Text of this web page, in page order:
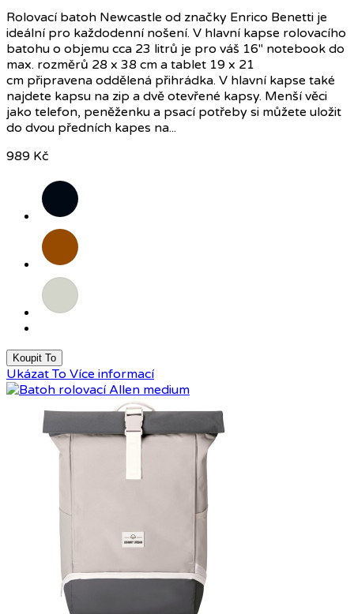
Rolovací batoh Newcastle od značky Enrico Benetti je
ideální pro každodenní nošení. V hlavní kapse rolovacího
batohu o objemu cca 23 litrů je pro váš 16" notebook do
max. rozměrů 28 x 38 cm a tablet 19 x 21
cm připravena oddělená přihrádka. V hlavní kapse také
najdete kapsu na zip a dvě otevřené kapsy. Menší věci
jako telefon, peněženku a psací potřeby si můžete uložit
do dvou předních kapes na...
989 Kč
Černá
Hnědá
Světle
šedá
Koupit To
Ukázat To Více informací